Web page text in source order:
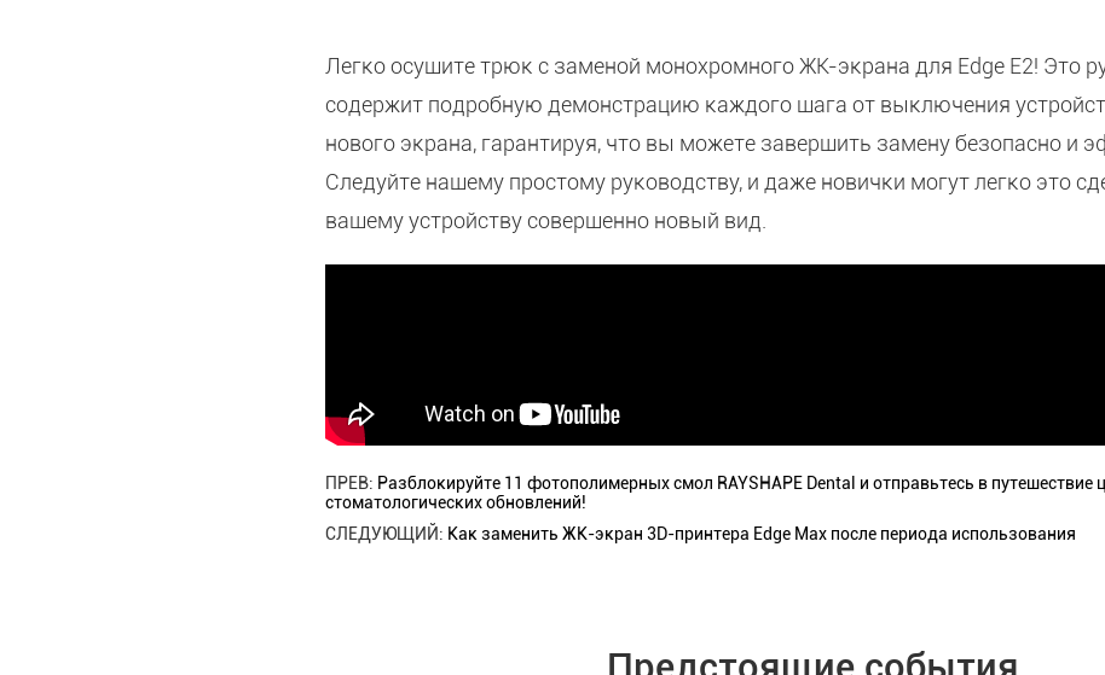
Легко осушите трюк с заменой монохромного ЖК-экрана для Edge E2! Это
содержит подробную демонстрацию каждого шага от выключения
нового экрана, гарантируя, что вы можете завершить замену безопасно и
Следуйте нашему простому руководству, и даже новички могут легко это
вашему устройству совершенно новый вид.
ПРЕВ: Разблокируйте 11 фотополимерных смол RAYSHAPE Dental и отправьтесь в
стоматологических обновлений!
СЛЕДУЮЩИЙ: Как заменить ЖК-экран 3D-принтера Edge Max после периода использования